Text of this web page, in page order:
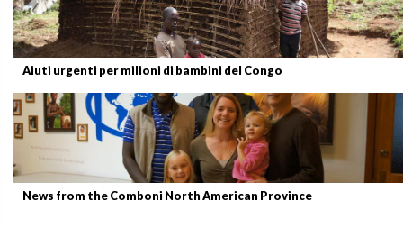
Aiuti urgenti per milioni di bambini del Congo
News from the Comboni North American Province